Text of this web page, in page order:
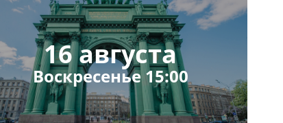
16 августа
Воскресенье 15:00